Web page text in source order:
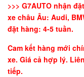
>>> G7AUTO nhận
xe châu Âu: Audi,
đặt hàng: 4-5 tuần.
Cam kết hàng mới
xe. Giá cả hợp lý.
tiếp.